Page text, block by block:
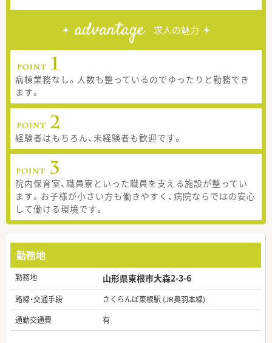
advantage 求人の魅力
病棟業務なし。人数も整っているのでゆったりと勤務でき
ます。
経験者はもちろん、未経験者も歓迎です。
院内保育室、職員寮といった職員を支える施設が整ってい
ます。お子様が小さい方も働きやすく、病院ならではの安心
して働ける環境です。
勤務地
勤務地 山形県東根市大森2-3-6
路線・交通手段
さくらんぼ東根駅 (JR奥羽本線)
通勤交通費
有